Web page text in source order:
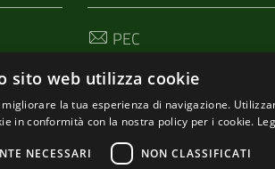
PEC
comunediriomaggiore.it
Email
sito web utilizza cookie
la tua esperienza di navigazione.
in conformità con la nostra policy per i cookie.
NECESSARI NON CLASSIFICATI